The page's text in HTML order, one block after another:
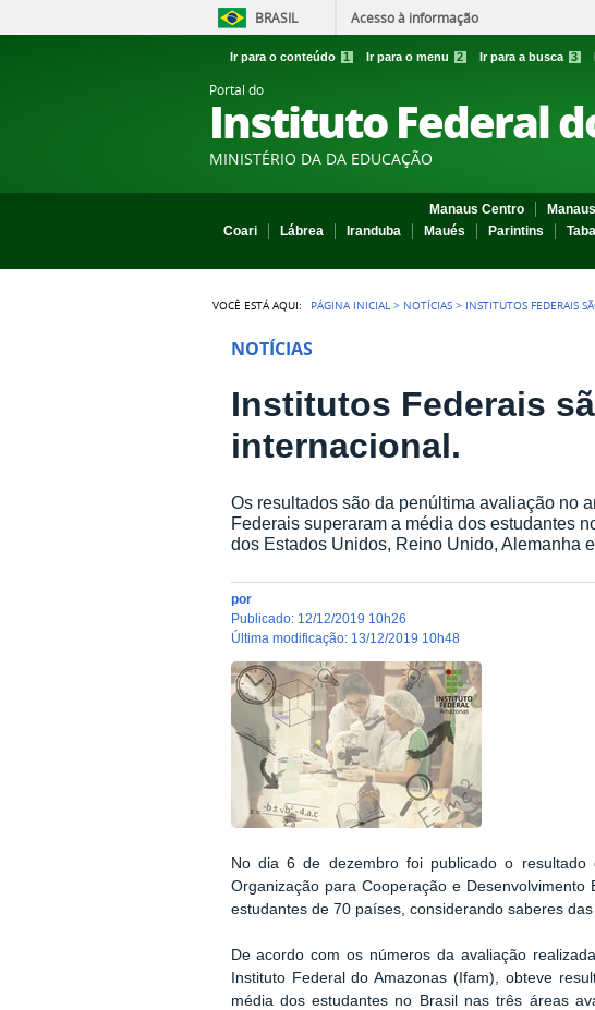
BRASIL Acesso à informação
Ir para o conteúdo 1 Ir para o menu 2 Ir para a busca 3
Portal do
Instituto Federal
MINISTÉRIO DA DA EDUCAÇÃO
Manaus Centro
Coari
Lábrea Iranduba Maués Parintins
VOCÊ ESTÁ AQUI: PÁGINA INICIAL > NOTÍCIAS > INSTITUTOS FEDERAIS
NOTÍCIAS
Institutos Federais
internacional.
Os resultados são da penúltima avaliação no
Federais superaram a média dos estudantes
dos Estados Unidos, Reino Unido, Alemanha
por
publicado: 12/12/2019 10h26
última modificação: 13/12/2019 10h48
No dia 6 de dezembro foi publicado o resultado
Organização para Cooperação e
estudantes de 70 países, considerando saberes
De acordo com os números da avaliação
Instituto Federal do Amazonas (Ifam), obteve
média dos estudantes no Brasil nas três áreas